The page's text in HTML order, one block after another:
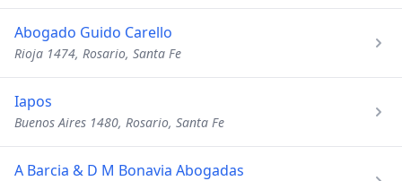
Abogado Guido Carello
Rioja 1474, Rosario, Santa Fe
Iapos
Buenos Aires 1480, Rosario, Santa Fe
A Barcia & D M Bonavia Abogadas